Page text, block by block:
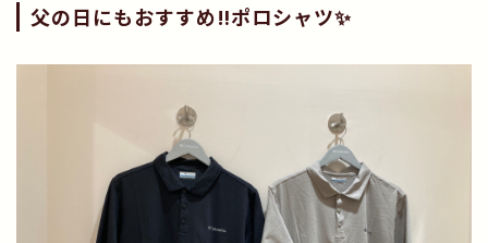
父の日にもおすすめ‼️ポロシャツ✨